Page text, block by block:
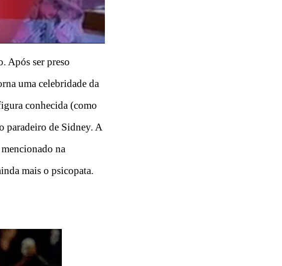
Após ser preso
uma celebridade da
conhecida (como
paradeiro de Sidney. A
na
mais o psicopata.